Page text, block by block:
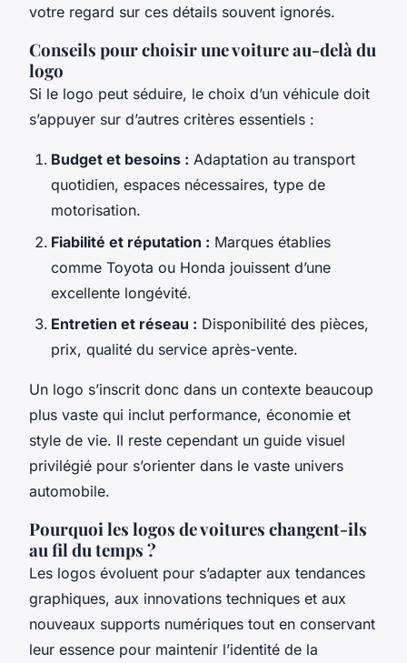
votre regard sur ces détails souvent ignorés.
Conseils pour choisir une voiture au-delà du
logo
Si le logo peut séduire, le choix d’un véhicule doit
s’appuyer sur d’autres critères essentiels :
Budget et besoins : Adaptation au transport
quotidien, espaces nécessaires, type de
motorisation.
Fiabilité et réputation : Marques établies
comme Toyota ou Honda jouissent d’une
excellente longévité.
Entretien et réseau : Disponibilité des pièces,
prix, qualité du service après-vente.
Un logo s’inscrit donc dans un contexte beaucoup
plus vaste qui inclut performance, économie et
style de vie. Il reste cependant un guide visuel
privilégié pour s’orienter dans le vaste univers
automobile.
Pourquoi les logos de voitures changent-ils
au fil du temps ?
Les logos évoluent pour s’adapter aux tendances
graphiques, aux innovations techniques et aux
nouveaux supports numériques tout en conservant
leur essence pour maintenir l’identité de la